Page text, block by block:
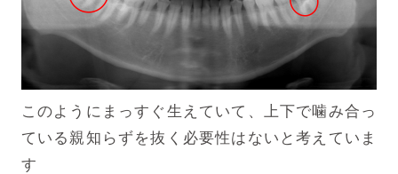
このようにまっすぐ生えていて、上下で噛み合っ
ている親知らずを抜く必要性はないと考えていま
す